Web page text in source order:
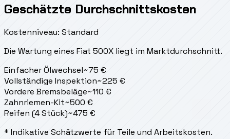
Geschätzte Durchschnittskosten
Kostenniveau: Standard
Die Wartung eines Fiat 500X liegt im Marktdurchschnitt.
Einfacher Ölwechsel~75 €
Vollständige Inspektion~225 €
Vordere Bremsbeläge~110 €
Zahnriemen-Kit~500 €
Reifen (4 Stück)~475 €
* Indikative Schätzwerte für Teile und Arbeitskosten.